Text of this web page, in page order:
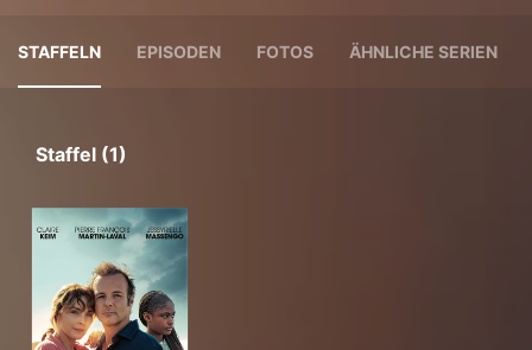
STAFFELN EPISODEN FOTOS ÄHNLICHE SERIEN
Staffel (1)